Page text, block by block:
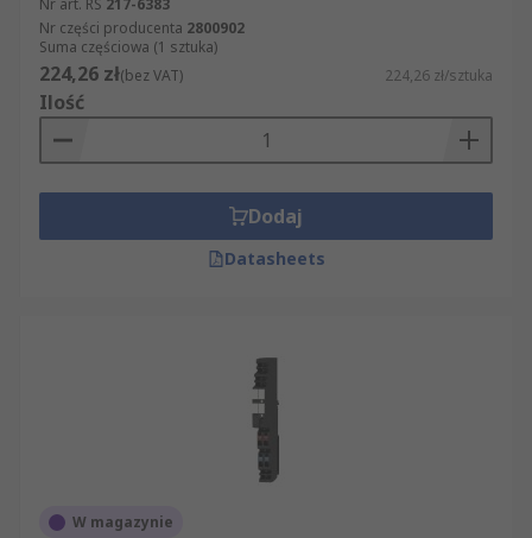
Nr art. RS 217-6383
Nr części producenta 2800902
Suma częściowa (1 sztuka)
224,26 zł(bez VAT) 224,26 zł/sztuka
Ilość
Dodaj
Datasheets
W magazynie